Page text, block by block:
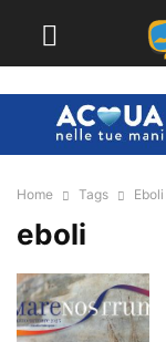
Home Tags Eboli
eboli